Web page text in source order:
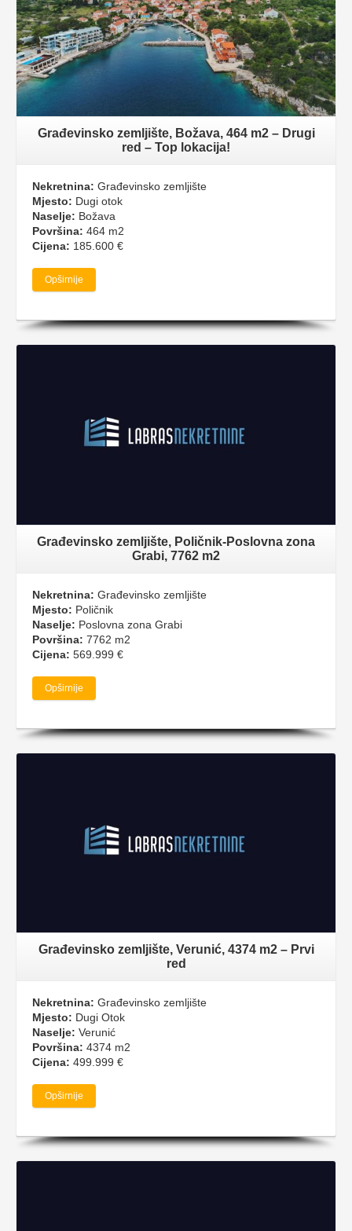
Građevinsko zemljište, Božava, 464 m2 – Drugi
red – Top lokacija!
Nekretnina: Građevinsko zemljište
Mjesto: Dugi otok
Naselje: Božava
Površina: 464 m2
Cijena: 185.600 €
Opširnije
Građevinsko zemljište, Poličnik-Poslovna zona
Grabi, 7762 m2
Nekretnina: Građevinsko zemljište
Mjesto: Poličnik
Naselje: Poslovna zona Grabi
Površina: 7762 m2
Cijena: 569.999 €
Opširnije
Građevinsko zemljište, Verunić, 4374 m2 – Prvi
red
Nekretnina: Građevinsko zemljište
Mjesto: Dugi Otok
Naselje: Verunić
Površina: 4374 m2
Cijena: 499.999 €
Opširnije